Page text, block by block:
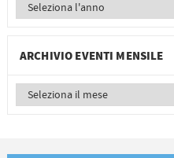
ARCHIVIO EVENTI MENSILE